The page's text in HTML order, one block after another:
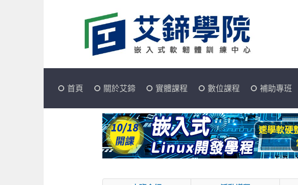
首頁 關於艾鍗 實體課程 數位課程 補助專班